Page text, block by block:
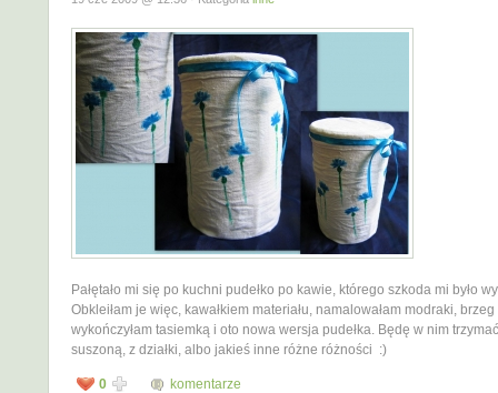
Pałętało mi się po kuchni pudełko po kawie, którego szkoda mi było
Obkleiłam je więc, kawałkiem materiału, namalowałam modraki,
wykończyłam tasiemką i oto nowa wersja pudełka. Będę w nim
suszoną, z działki, albo jakieś inne różne różności :)
0 komentarze